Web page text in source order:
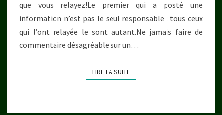
que vous relayez!Le premier qui a posté une
information n’est pas le seul responsable : tous ceux
qui l’ont relayée le sont autant.Ne jamais faire de
commentaire désagréable sur un…
LIRE LA SUITELIRE LA SUITE